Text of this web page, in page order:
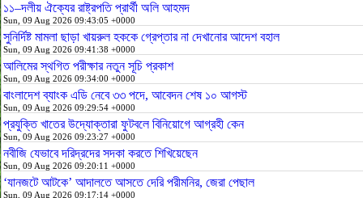
১১–দলীয় ঐক্যের রাষ্ট্রপতি প্রার্থী অলি আহমদ
Sun, 09 Aug 2026 09:43:05 +0000
সুনির্দিষ্ট মামলা ছাড়া খায়রুল হককে গ্রেপ্তার না দেখানোর আদেশ বহাল
Sun, 09 Aug 2026 09:41:38 +0000
আলিমের স্থগিত পরীক্ষার নতুন সূচি প্রকাশ
Sun, 09 Aug 2026 09:34:00 +0000
বাংলাদেশ ব্যাংক এডি নেবে ৩৩ পদে, আবেদন শেষ ১০ আগস্ট
Sun, 09 Aug 2026 09:29:54 +0000
প্রযুক্তি খাতের উদ্যোক্তারা ফুটবলে বিনিয়োগে আগ্রহী কেন
Sun, 09 Aug 2026 09:23:27 +0000
নবীজি যেভাবে দরিদ্রদের সদকা করতে শিখিয়েছেন
Sun, 09 Aug 2026 09:20:11 +0000
‘যানজটে আটকে’ আদালতে আসতে দেরি পরীমনির, জেরা পেছাল
Sun, 09 Aug 2026 09:17:14 +0000